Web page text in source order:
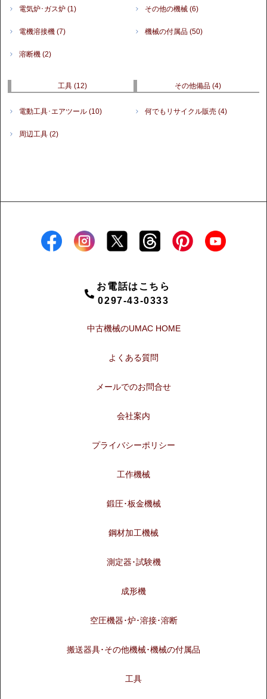
電気炉･ガス炉(1)
電機溶接機(7)
溶断機(2)
その他の機械 (6)
機械の付属品 (50)
工具(12)
電動工具･エアツール(10)
周辺工具(2)
その他備品(4)
何でもリサイクル販売 (4)
お電話はこちら
0297-43-0333
中古機械のUMAC HOME
よくある質問
メールでのお問合せ
会社案内
プライバシーポリシー
工作機械
鍛圧･板金機械
鋼材加工機械
測定器･試験機
成形機
空圧機器･炉･溶接･溶断
搬送器具･その他機械･機械の付属品
工具